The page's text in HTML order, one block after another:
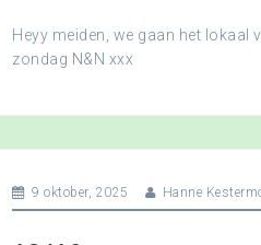
Heyy meiden, we gaan het lokaal
zondag N&N xxx
9 oktober, 2025 Hanne